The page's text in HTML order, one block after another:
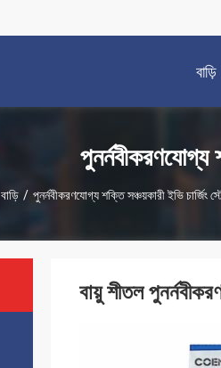
বাড়ি
পুনর্নবীকরণযোগ্য
বাড়ি / পুনর্নবীকরণযোগ্য শক্তি সঞ্চয়কারী ইভি চার্জিং
বায়ু শীতল